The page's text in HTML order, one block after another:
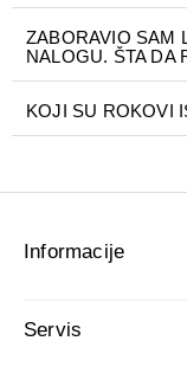
ZABORAVIO SAM
NALOGU. ŠTA DA
KOJI SU ROKOVI
Informacije
Servis